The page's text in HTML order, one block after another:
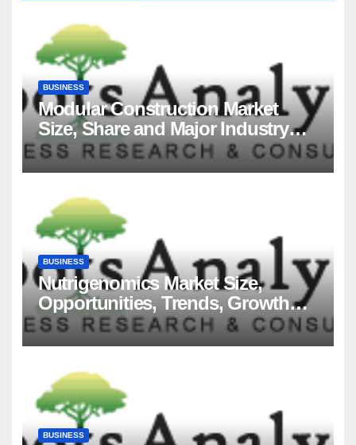
BUSINESS
Modular Construction Market
Size, Share and Major Industry
Players and Forecast to 2035
BUSINESS
Nutrigenomics Market Size,
Opportunities, Trends, Growth
Factors, Revenue Analysis, For
2035
BUSINESS